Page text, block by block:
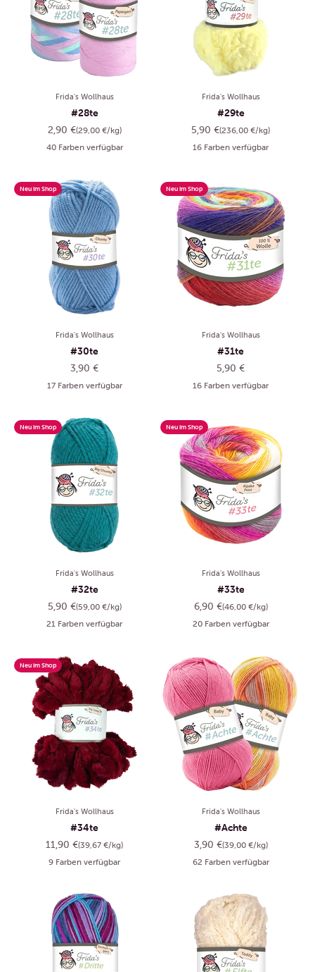
Frida's Wollhaus
#28te
Angebot
2,90 €(29,00 €/kg)
40 Farben verfügbar
Frida's Wollhaus
#29te
Angebot
5,90 €(236,00 €/kg)
16 Farben verfügbar
Neu im Shop
Frida's Wollhaus
#30te
Angebot
3,90 €
17 Farben verfügbar
Neu im Shop
Frida's Wollhaus
#31te
Angebot
5,90 €
16 Farben verfügbar
Neu im Shop
Frida's Wollhaus
#32te
Angebot
5,90 €(59,00 €/kg)
21 Farben verfügbar
Neu im Shop
Frida's Wollhaus
#33te
Angebot
6,90 €(46,00 €/kg)
20 Farben verfügbar
Neu im Shop
Frida's Wollhaus
#34te
Angebot
11,90 €(39,67 €/kg)
9 Farben verfügbar
Frida's Wollhaus
#Achte
Angebot
3,90 €(39,00 €/kg)
62 Farben verfügbar